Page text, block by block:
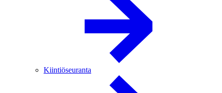
Kiintiöseuranta